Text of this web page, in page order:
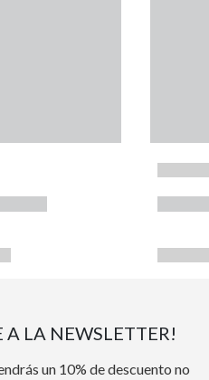
A LA NEWSLETTER!
un 10% de descuento no